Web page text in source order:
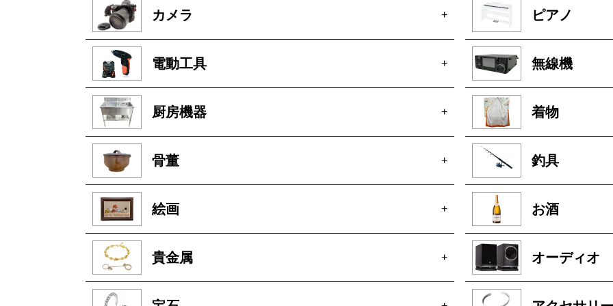
カメラ +
電動工具 +
厨房機器 +
骨董 +
絵画 +
貴金属 +
ピアノ
無線機
着物
釣具
お酒
オーディオ